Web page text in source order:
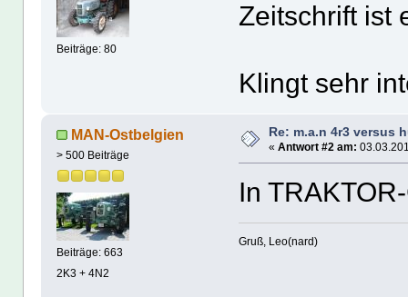
Beiträge: 80
Zeitschrift ist
Klingt sehr
MAN-Ostbelgien
> 500 Beiträge
Beiträge: 663
2K3 + 4N2
Re: m.a.n 4r3 versus
« Antwort #2 am:
In
Gruß, Leo(nard)